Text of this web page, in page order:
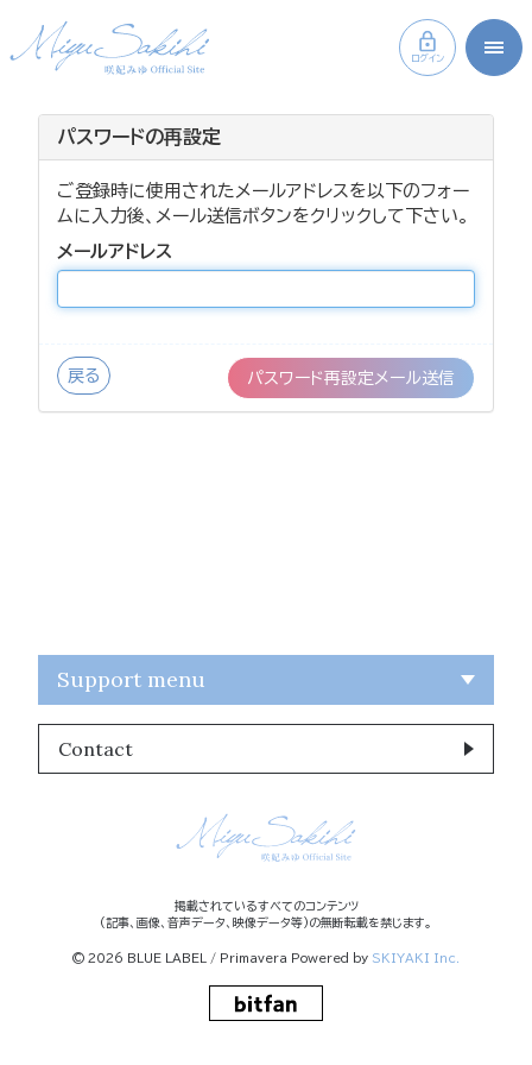
ログイン
パスワードの再設定
ご登録時に使用されたメールアドレスを以下のフォー
ムに入力後、メール送信ボタンをクリックして下さい。
メールアドレス
戻る
Support menu
Contact
掲載されているすべてのコンテンツ
(記事、画像、音声データ、映像データ等)の無断転載を禁じます。
© 2026 BLUE LABEL / Primavera Powered by SKIYAKI Inc.